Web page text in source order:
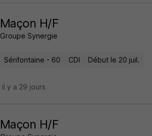
Maçon H/F
Groupe Synergie
Sérifontaine - 60 CDI Début le 20 juil.
il y a 29 jours
Maçon H/F